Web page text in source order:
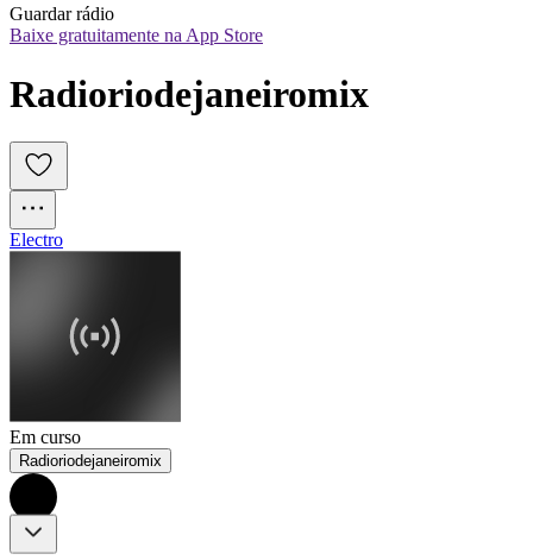
Guardar rádio
Baixe gratuitamente na App Store
Radioriodejaneiromix
Electro
Em curso
Radioriodejaneiromix